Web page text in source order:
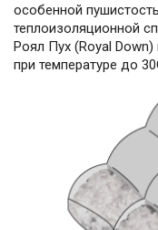
особенной
теплоизоляционной
Роял Пух (Royal
при температуре до